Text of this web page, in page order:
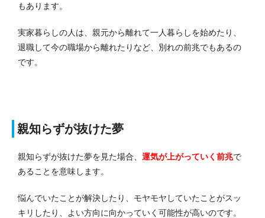
もあります。
実家暮らしの人は、親元から離れて一人暮らしを始めたり、
退職して今の職場から離れたりなど、別れの前兆でもあるの
です。
親知らずが抜けた夢
親知らずが抜けた夢を見た場合、 運気が上がっていく前兆で
あることを意味します。
悩んでいたことが解決したり、モヤモヤしていたことがスッ
キリしたり、よい方向に向かっていく可能性が高いのです。